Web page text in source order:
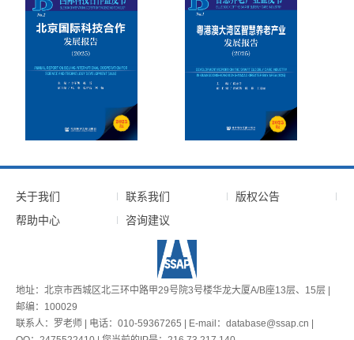
关于我们 联系我们
版权公告
帮助中心
咨询建议
地址：北京市西城区北三环中路甲29号院3号楼华龙大厦A/B座13层、15层 |
邮编：100029
联系人：罗老师 | 电话：010-59367265 | E-mail：database@ssap.cn |